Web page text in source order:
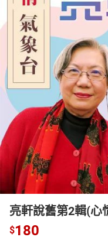
女裝 男裝
電子/紙
HOT
亮軒說舊第2輯(心
$180